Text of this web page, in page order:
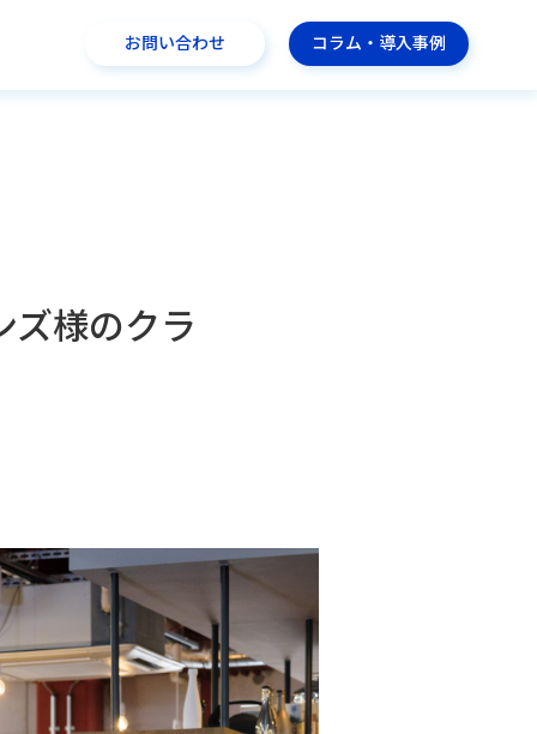
お問い合わせ コラム・導入事例
ズ様のクラ